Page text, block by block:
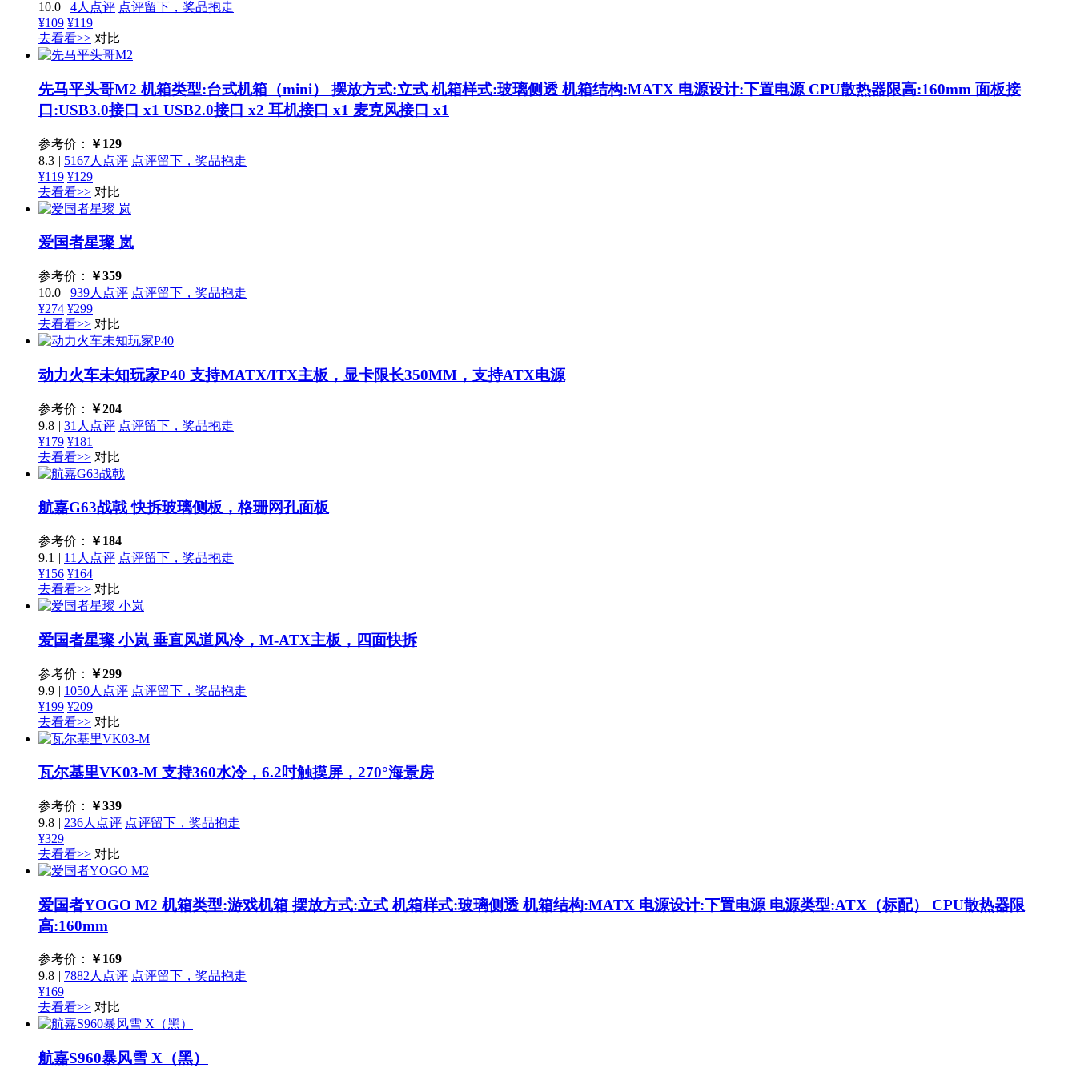
10.0 | 4人点评 点评留下，奖品抱走
¥109 ¥119
去看看>> 对比
先马平头哥M2 机箱类型:台式机箱（mini） 摆放方式:立式 机箱样式:玻璃侧透 机箱结构:MATX 电源设计:下置电源 CPU散热器限高:160mm 面板接
口:USB3.0接口 x1 USB2.0接口 x2 耳机接口 x1 麦克风接口 x1
参考价： ￥129
8.3 | 5167人点评 点评留下，奖品抱走
¥119 ¥129
去看看>> 对比
爱国者星璨 岚
参考价： ￥359
10.0 | 939人点评 点评留下，奖品抱走
¥274 ¥299
去看看>> 对比
动力火车未知玩家P40 支持MATX/ITX主板，显卡限长350MM，支持ATX电源
参考价： ￥204
9.8 | 31人点评 点评留下，奖品抱走
¥179 ¥181
去看看>> 对比
航嘉G63战戟快拆玻璃侧板，格珊网孔面板
参考价： ￥184
9.1 | 11人点评 点评留下，奖品抱走
¥156 ¥164
去看看>> 对比
爱国者星璨 小岚 垂直风道风冷，M-ATX主板，四面快拆
参考价： ￥299
9.9 | 1050人点评 点评留下，奖品抱走
¥199 ¥209
去看看>> 对比
瓦尔基里VK03-M 支持360水冷，6.2吋触摸屏，270°海景房
参考价： ￥339
9.8 | 236人点评 点评留下，奖品抱走
¥329
去看看>> 对比
爱国者YOGO M2 机箱类型:游戏机箱 摆放方式:立式 机箱样式:玻璃侧透 机箱结构:MATX 电源设计:下置电源 电源类型:ATX（标配） CPU散热器限
高:160mm
参考价： ￥169
9.8 | 7882人点评 点评留下，奖品抱走
¥169
去看看>> 对比
航嘉S960暴风雪 X（黑）